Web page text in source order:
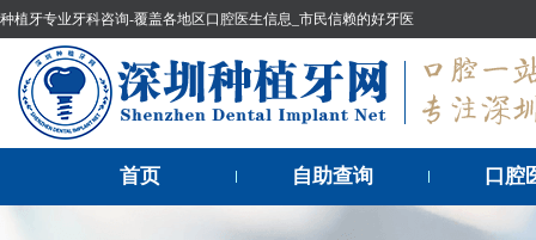
种植牙专业牙科咨询-覆盖各地区口腔医生信息_市民信赖的好牙医
首页 自助查询 口腔